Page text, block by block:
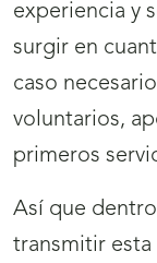
experiencia y
surgir en
caso
voluntarios,
primeros
Así que
transmitir esta